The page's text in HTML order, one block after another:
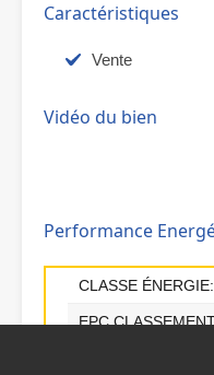
Caractéristiques
Vente
Vidéo du bien
Performance
CLASSE ÉNERGIE:
EPC